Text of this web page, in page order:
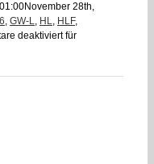
November 28th,
, GW-L, HL, HLF,
deaktiviertfür